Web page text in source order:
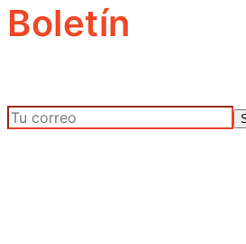
Boletín